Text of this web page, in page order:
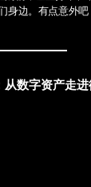
身边。有点意外吧
数字资产走